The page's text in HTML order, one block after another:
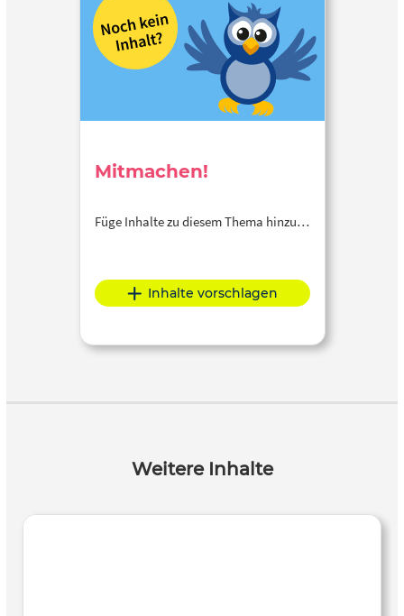
Mitmachen!
Füge Inhalte zu diesem Thema hinzu…
Inhalte vorschlagen
Weitere Inhalte